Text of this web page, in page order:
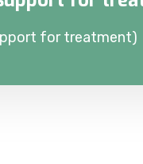
for treatment)